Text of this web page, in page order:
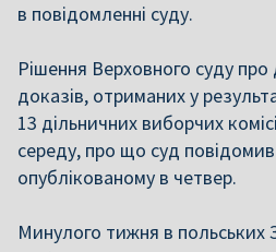
в повідомленні суду.
Рішення Верховного суду
доказів, отриманих у
13 дільничних виборчих
середу, про що суд повідомив
опублікованому в четвер.
Минулого тижня в польських